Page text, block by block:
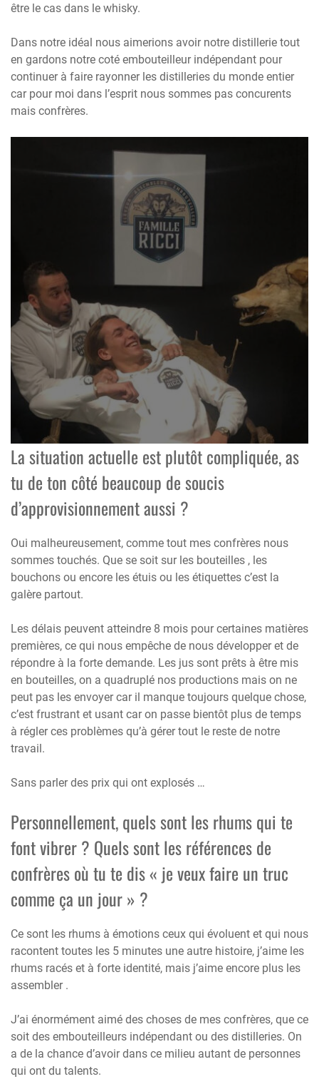
être le cas dans le whisky.
Dans notre idéal nous aimerions avoir notre distillerie tout
en gardons notre coté embouteilleur indépendant pour
continuer à faire rayonner les distilleries du monde entier
car pour moi dans l’esprit nous sommes pas concurents
mais confrères.
La situation actuelle est plutôt compliquée, as
tu de ton côté beaucoup de soucis
d’approvisionnement aussi ?
Oui malheureusement, comme tout mes confrères nous
sommes touchés. Que se soit sur les bouteilles , les
bouchons ou encore les étuis ou les étiquettes c’est la
galère partout.
Les délais peuvent atteindre 8 mois pour certaines matières
premières, ce qui nous empêche de nous développer et de
répondre à la forte demande. Les jus sont prêts à être mis
en bouteilles, on a quadruplé nos productions mais on ne
peut pas les envoyer car il manque toujours quelque chose,
c’est frustrant et usant car on passe bientôt plus de temps
à régler ces problèmes qu’à gérer tout le reste de notre
travail.
Sans parler des prix qui ont explosés …
Personnellement, quels sont les rhums qui te
font vibrer ? Quels sont les références de
confrères où tu te dis « je veux faire un truc
comme ça un jour » ?
Ce sont les rhums à émotions ceux qui évoluent et qui nous
racontent toutes les 5 minutes une autre histoire, j’aime les
rhums racés et à forte identité, mais j’aime encore plus les
assembler .
J’ai énormément aimé des choses de mes confrères, que ce
soit des embouteilleurs indépendant ou des distilleries. On
a de la chance d’avoir dans ce milieu autant de personnes
qui ont du talents.